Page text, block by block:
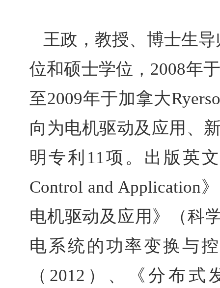
王政，教授、博士生导
位和硕士学位， 2008年
至2009年于加拿大
向为电机驱动及应用、
明专利 11项。出版英
Control and Application
电机驱动及应用》（科
电系统的功率变换与
（ 2012 ）、《分布式